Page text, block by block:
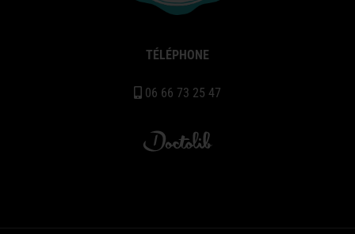
TÉLÉPHONE
06 66 73 25 47